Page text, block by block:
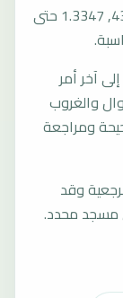
المرجع العام للمدينة يستخدم إحداثيات 43.6106, 1.3347 حتى
آخر أمر
والغروب
ومراجعة
وقد
مسجد محدد.